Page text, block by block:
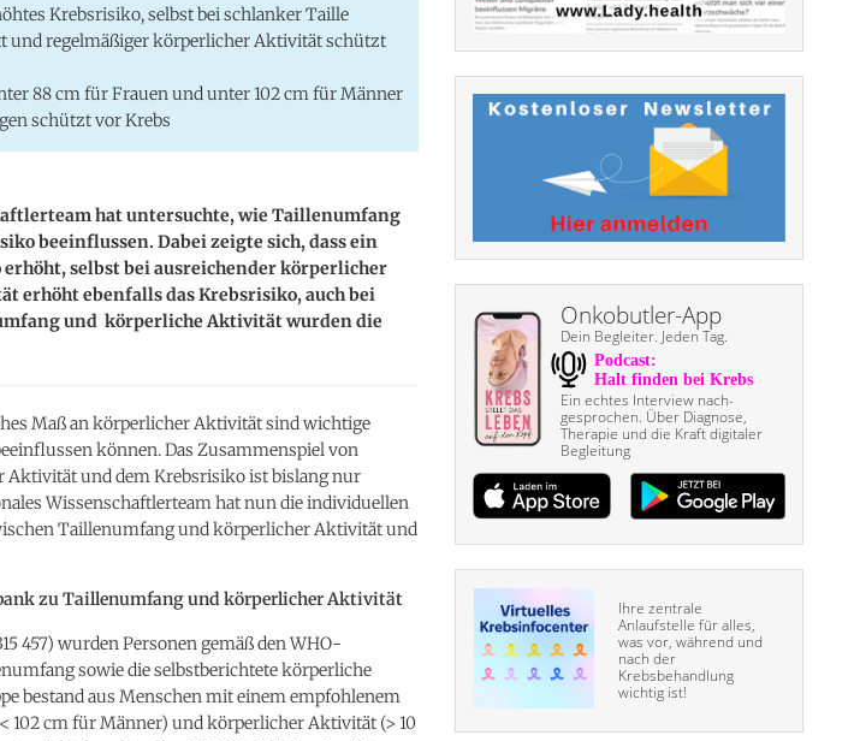
Krebsrisiko, selbst bei schlanker Taille
und regelmäßiger körperlicher Aktivität schützt
88 cm für Frauen und unter 102 cm für Männer
schützt vor Krebs
hat untersuchte, wie Taillenumfang
beeinflussen. Dabei zeigte sich, dass ein
selbst bei ausreichender körperlicher
erhöht ebenfalls das Krebsrisiko, auch bei
und körperliche Aktivität wurden die
Maß an körperlicher Aktivität sind wichtige
können. Das Zusammenspiel von
Aktivität und dem Krebsrisiko ist bislang nur
Wissenschaftlerteam hat nun die individuellen
Taillenumfang und körperlicher Aktivität und
zu Taillenumfang und körperlicher Aktivität
457) wurden Personen gemäß den WHO-
sowie die selbstberichtete körperliche
bestand aus Menschen mit einem empfohlenem
102 cm für Männer) und körperlicher Aktivität (> 10
Onkobutler-App
Dein Begleiter. Jeden Tag.
Ein echtes Interview nach­
gesprochen. Über Diagnose,
Therapie und die Kraft digitaler
Begleitung
Ihre zentrale
Anlaufstelle für alles,
was vor, während und
nach der
Krebsbehandlung
wichtig ist!